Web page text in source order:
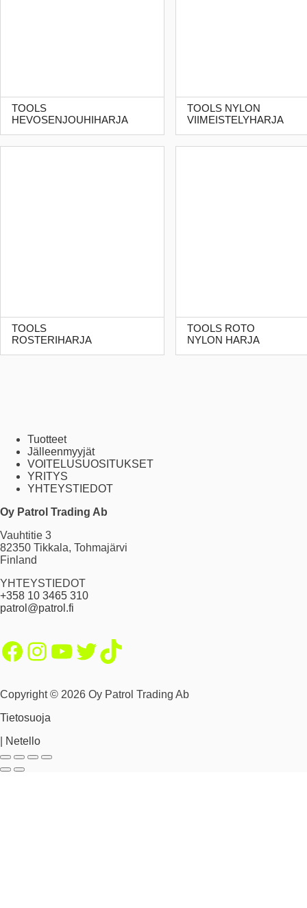
TOOLS
HEVOSENJOUHIHARJA
TOOLS NYLON
VIIMEISTELYHARJA
TOOLS
ROSTERIHARJA
TOOLS ROTO
NYLON HARJA
Tuotteet
Jälleenmyyjät
VOITELUSUOSITUKSET
YRITYS
YHTEYSTIEDOT
Oy Patrol Trading Ab
Vauhtitie 3
82350 Tikkala, Tohmajärvi
Finland
YHTEYSTIEDOT
+358 10 3465 310
patrol@patrol.fi
Facebook
Instagram
YouTube
Twitter
TikTok
Copyright © 2026 Oy Patrol Trading Ab
Tietosuoja
Netello